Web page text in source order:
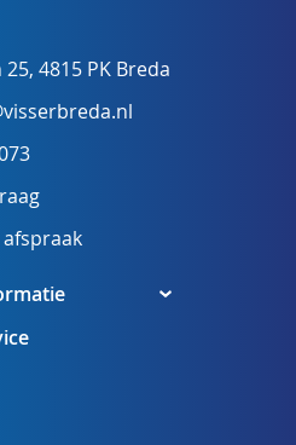
4815 PK Breda